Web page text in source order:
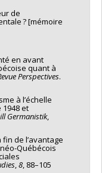
de
?​ [mémoire
en avant
quant à
Perspectives.
à l’échelle
et
Germanistik,
fin de l’avantage
Québécois
8 , 88–105